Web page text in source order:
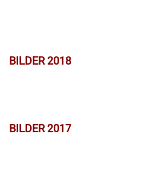
BILDER 2018
BILDER 2017